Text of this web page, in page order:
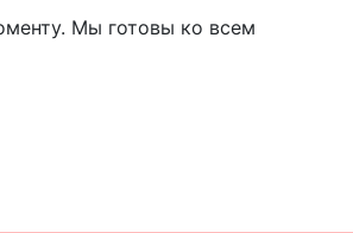
Мы готовы ко всем